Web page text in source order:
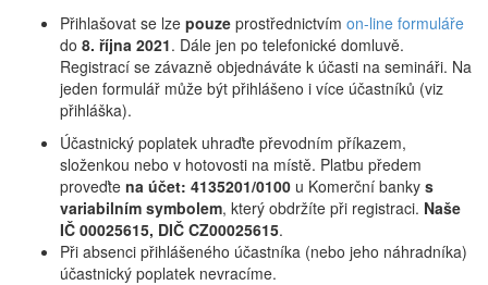
Přihlašovat se lze pouze prostřednictvím on-line formuláře
do 8. října 2021. Dále jen po telefonické domluvě.
Registrací se závazně objednáváte k účasti na semináři. Na
jeden formulář může být přihlášeno i více účastníků (viz
přihláška).
Účastnický poplatek uhraďte převodním příkazem,
složenkou nebo v hotovosti na místě. Platbu předem
proveďte na účet: 4135201/0100 u Komerční banky s
variabilním symbolem, který obdržíte při registraci. Naše
IČ 00025615, DIČ CZ00025615.
Při absenci přihlášeného účastníka (nebo jeho náhradníka)
účastnický poplatek nevracíme.